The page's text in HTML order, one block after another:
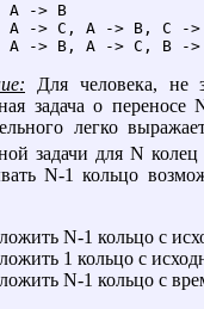
A -> B
A -> C, A -> B, C ->
Для человека, не
задача о
легко
задачи для N
N-1 кольцо
N-1 кольцо с
1 кольцо с
N-1 кольцо с